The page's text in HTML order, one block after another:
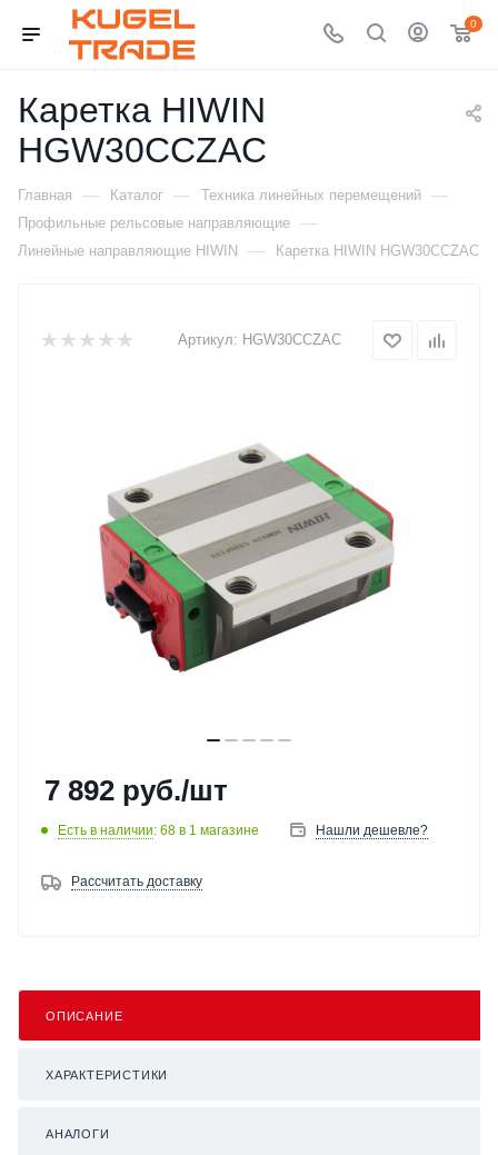
0
Каретка HIWIN
HGW30CCZAC
Главная — Каталог — Техника линейных перемещений —
Профильные рельсовые направляющие —
Линейные направляющие HIWIN — Каретка HIWIN HGW30CCZAC
Артикул: HGW30CCZAC
7 892 руб./шт
Есть в наличии: 68 в 1 магазине Нашли дешевле?
Рассчитать доставку
ОПИСАНИЕ
ХАРАКТЕРИСТИКИ
АНАЛОГИ